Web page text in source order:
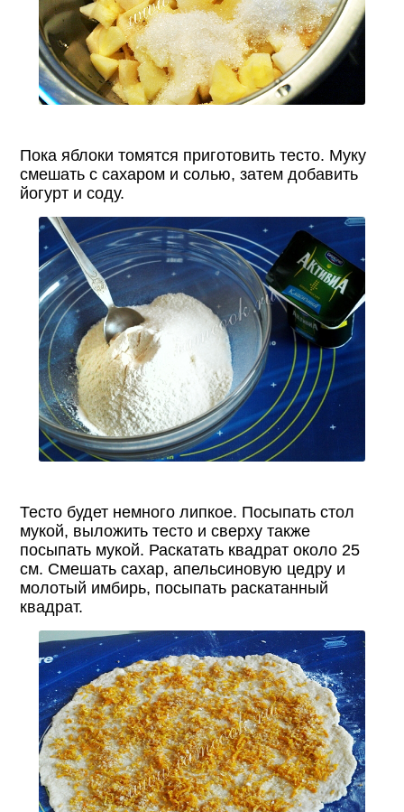
Пока яблоки томятся приготовить тесто. Муку
смешать с сахаром и солью, затем добавить
йогурт и соду.
Тесто будет немного липкое. Посыпать стол
мукой, выложить тесто и сверху также
посыпать мукой. Раскатать квадрат около 25
см. Смешать сахар, апельсиновую цедру и
молотый имбирь, посыпать раскатанный
квадрат.